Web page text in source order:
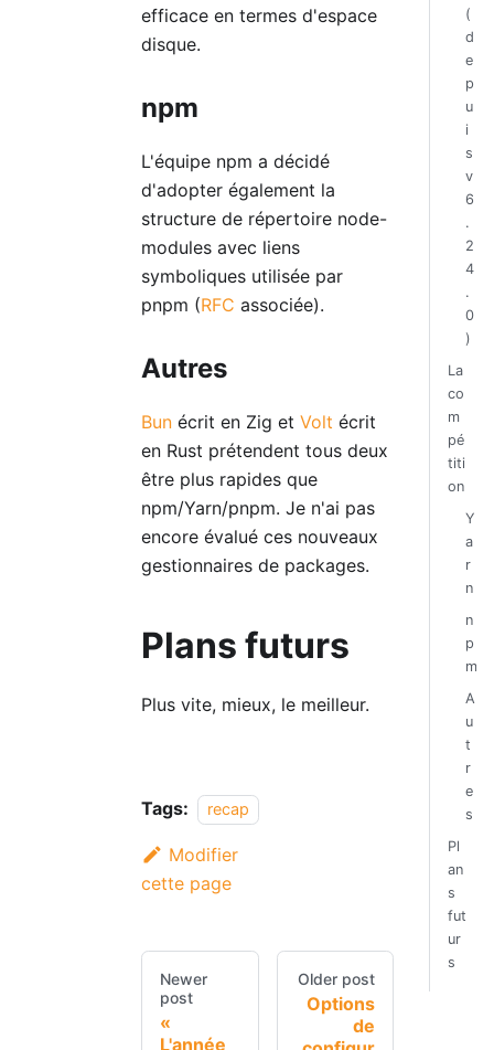
efficace en termes d'espace
disque.
npm
L'équipe npm a décidé
d'adopter également la
structure de répertoire node-
modules avec liens
symboliques utilisée par
pnpm (RFC associée).
Autres
Bun écrit en Zig et Volt écrit
en Rust prétendent tous deux
être plus rapides que
npm/Yarn/pnpm. Je n'ai pas
encore évalué ces nouveaux
gestionnaires de packages.
Plans futurs
Plus vite, mieux, le meilleur.
Tags: recap
Modifier
cette page
Newer
post
L'année
Older post
Options
de
(
d
e
p
u
i
s
v
6
.
2
4
.
0
)
La
co
m
pé
titi
on
Y
a
r
n
n
p
m
A
u
t
r
e
s
Pl
an
s
fut
ur
s